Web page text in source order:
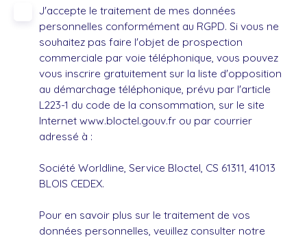
J'accepte le traitement de mes données
personnelles conformément au RGPD. Si vous ne
souhaitez pas faire l'objet de prospection
commerciale par voie téléphonique, vous pouvez
vous inscrire gratuitement sur la liste d'opposition
au démarchage téléphonique, prévu par l'article
L223-1 du code de la consommation, sur le site
Internet www.bloctel.gouv.fr ou par courrier
adressé à :
Société Worldline, Service Bloctel, CS 61311, 41013
BLOIS CEDEX.
Pour en savoir plus sur le traitement de vos
données personnelles, veuillez consulter notre